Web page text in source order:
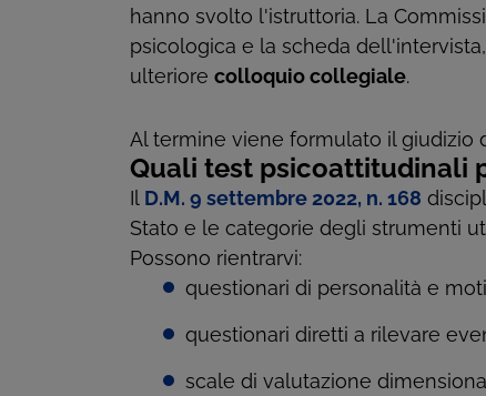
hanno svolto l'istruttoria. La
psicologica e la scheda
ulteriore colloquio collegiale.
Al termine viene formulato il giudizio
Quali test psicoattitudinali
Il D.M. 9 settembre 2022, n. 168
Stato e le categorie degli strumenti
Possono rientrarvi:
questionari di personalità e
questionari diretti a rilevare
scale di valutazione